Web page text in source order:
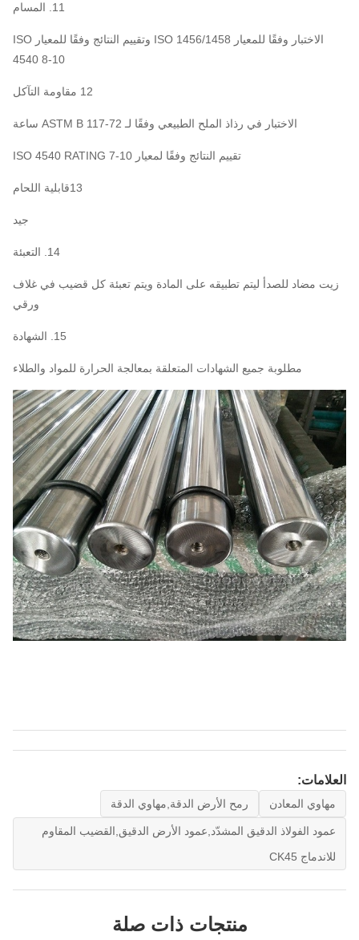
11. المسام
الاختبار وفقًا للمعيار ISO 1456/1458 وتقييم النتائج وفقًا للمعيار ISO
4540 8-10
12 مقاومة التآكل
الاختبار في رذاذ الملح الطبيعي وفقًا لـ ASTM B 117-72 ساعة
تقييم النتائج وفقًا لمعيار ISO 4540 RATING 7-10
13قابلية اللحام
جيد
14. التعبئة
زيت مضاد للصدأ ليتم تطبيقه على المادة ويتم تعبئة كل قضيب في غلاف
ورقي
15. الشهادة
مطلوبة جميع الشهادات المتعلقة بمعالجة الحرارة للمواد والطلاء
العلامات:
مهاوي المعادن رمح الأرض الدقة,مهاوي الدقة
عمود الفولاذ الدقيق المشدّد,عمود الأرض الدقيق,القضيب المقاوم
للاندماج CK45
منتجات ذات صلة